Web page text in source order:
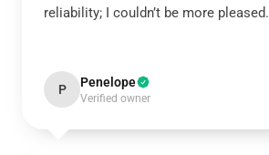
reliability; I couldn’t be more pleased.
P Penelope
Verified owner